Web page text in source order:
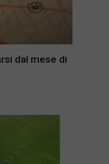
dal mese di